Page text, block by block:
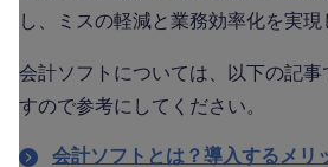
し、ミスの軽減と業務効率化を実現
会計ソフトについては、以下の記事
すので参考にしてください。
会計ソフトとは？導入するメリ